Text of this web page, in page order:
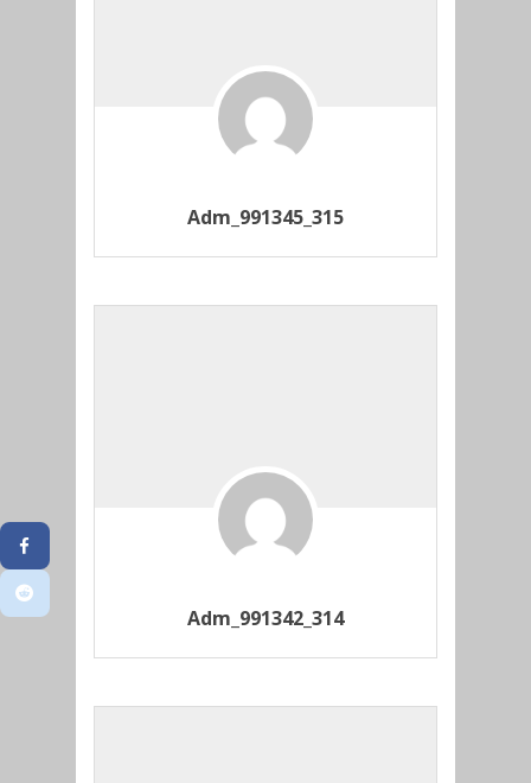
Adm_991345_315
Adm_991342_314